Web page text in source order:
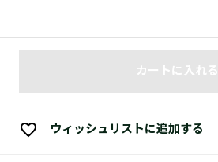
カートに入れる
ウィッシュリストに追加する